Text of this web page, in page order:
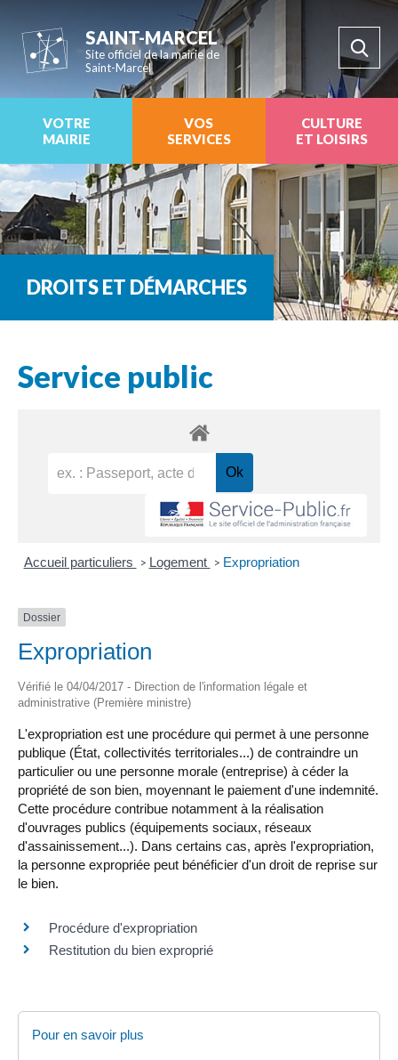
SAINT-MARCEL
Site officiel de la mairie de
Saint-Marcel
VOTRE
MAIRIE
VOS
SERVICES
CULTURE
ET LOISIRS
DROITS ET DÉMARCHES
Service public
Accueil particuliers > Logement > Expropriation
Dossier
Expropriation
Vérifié le 04/04/2017 - Direction de l'information légale et
administrative (Première ministre)
L'expropriation est une procédure qui permet à une personne
publique (État, collectivités territoriales...) de contraindre un
particulier ou une personne morale (entreprise) à céder la
propriété de son bien, moyennant le paiement d'une indemnité.
Cette procédure contribue notamment à la réalisation
d'ouvrages publics (équipements sociaux, réseaux
d'assainissement...). Dans certains cas, après l'expropriation,
la personne expropriée peut bénéficier d'un droit de reprise sur
le bien.
Procédure d'expropriation
Restitution du bien exproprié
Pour en savoir plus